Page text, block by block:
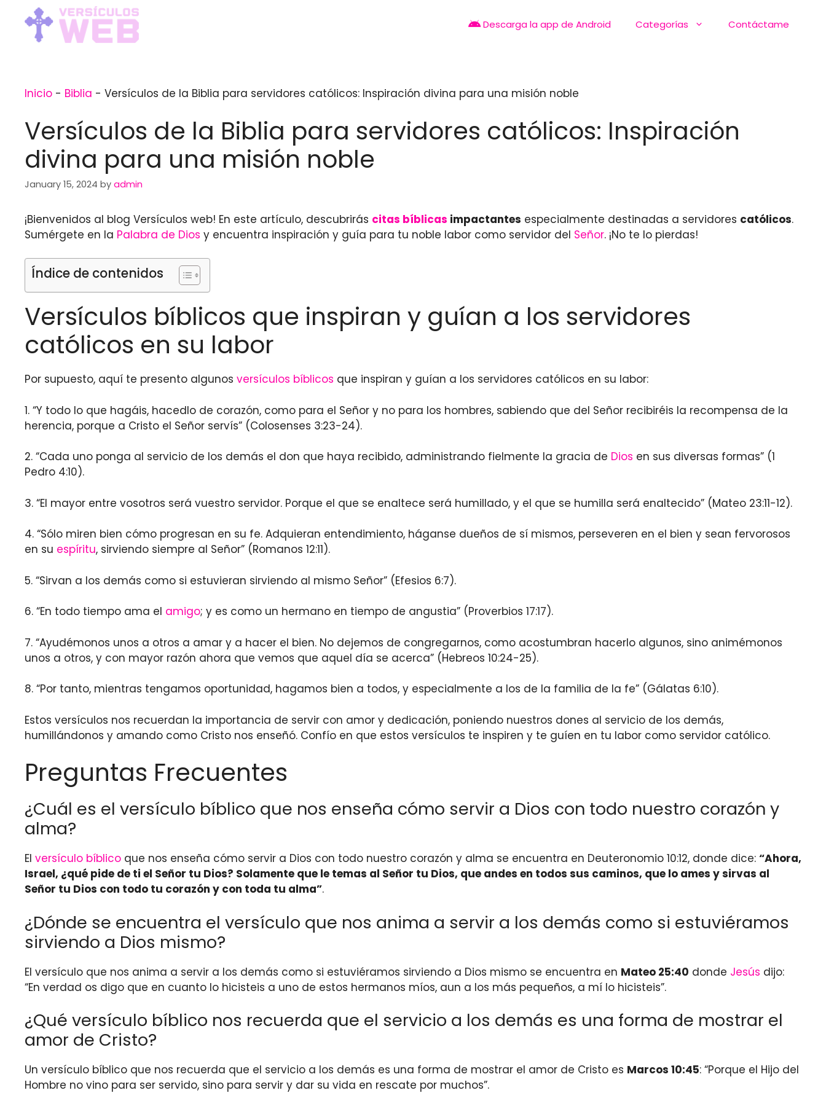
content
Descarga la app de Android Categorías Contáctame
Inicio - Biblia - Versículos de la Biblia para servidores católicos: Inspiración divina para una misión noble
Versículos de la Biblia para servidores católicos: Inspiración
divina para una misión noble
January 15, 2024 by admin
¡Bienvenidos al blog Versículos web! En este artículo, descubrirás citas bíblicas impactantes especialmente destinadas a servidores católicos.
Sumérgete en la Palabra de Dios y encuentra inspiración y guía para tu noble labor como servidor del Señor. ¡No te lo pierdas!
Índice de contenidos
Versículos bíblicos que inspiran y guían a los servidores
católicos en su labor
Por supuesto, aquí te presento algunos versículos bíblicos que inspiran y guían a los servidores católicos en su labor:
1. “Y todo lo que hagáis, hacedlo de corazón, como para el Señor y no para los hombres, sabiendo que del Señor recibiréis la recompensa de la
herencia, porque a Cristo el Señor servís” (Colosenses 3:23-24).
2. “Cada uno ponga al servicio de los demás el don que haya recibido, administrando fielmente la gracia de Dios en sus diversas formas” (1
Pedro 4:10).
3. “El mayor entre vosotros será vuestro servidor. Porque el que se enaltece será humillado, y el que se humilla será enaltecido” (Mateo 23:11-12).
4. “Sólo miren bien cómo progresan en su fe. Adquieran entendimiento, háganse dueños de sí mismos, perseveren en el bien y sean fervorosos
en su espíritu, sirviendo siempre al Señor” (Romanos 12:11).
5. “Sirvan a los demás como si estuvieran sirviendo al mismo Señor” (Efesios 6:7).
6. “En todo tiempo ama el amigo; y es como un hermano en tiempo de angustia” (Proverbios 17:17).
7. “Ayudémonos unos a otros a amar y a hacer el bien. No dejemos de congregarnos, como acostumbran hacerlo algunos, sino animémonos
unos a otros, y con mayor razón ahora que vemos que aquel día se acerca” (Hebreos 10:24-25).
8. “Por tanto, mientras tengamos oportunidad, hagamos bien a todos, y especialmente a los de la familia de la fe” (Gálatas 6:10).
Estos versículos nos recuerdan la importancia de servir con amor y dedicación, poniendo nuestros dones al servicio de los demás,
humillándonos y amando como Cristo nos enseñó. Confío en que estos versículos te inspiren y te guíen en tu labor como servidor católico.
Preguntas Frecuentes
¿Cuál es el versículo bíblico que nos enseña cómo servir a Dios con todo nuestro corazón y
alma?
El versículo bíblico que nos enseña cómo servir a Dios con todo nuestro corazón y alma se encuentra en Deuteronomio 10:12, donde dice: “Ahora,
Israel, ¿qué pide de ti el Señor tu Dios? Solamente que le temas al Señor tu Dios, que andes en todos sus caminos, que lo ames y sirvas al
Señor tu Dios con todo tu corazón y con toda tu alma”.
¿Dónde se encuentra el versículo que nos anima a servir a los demás como si estuviéramos
sirviendo a Dios mismo?
El versículo que nos anima a servir a los demás como si estuviéramos sirviendo a Dios mismo se encuentra en Mateo 25:40 donde Jesús dijo:
“En verdad os digo que en cuanto lo hicisteis a uno de estos hermanos míos, aun a los más pequeños, a mí lo hicisteis”.
¿Qué versículo bíblico nos recuerda que el servicio a los demás es una forma de mostrar el
amor de Cristo?
Un versículo bíblico que nos recuerda que el servicio a los demás es una forma de mostrar el amor de Cristo es Marcos 10:45: “Porque el Hijo del
Hombre no vino para ser servido, sino para servir y dar su vida en rescate por muchos”.